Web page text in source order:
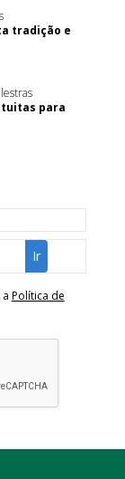
tradição e
para
Política de